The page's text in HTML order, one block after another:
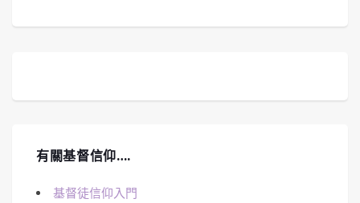
有關基督信仰….
基督徒信仰入門